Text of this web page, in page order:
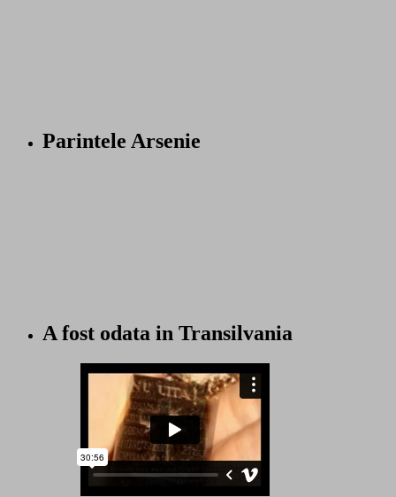
Parintele Arsenie
A fost odata in Transilvania